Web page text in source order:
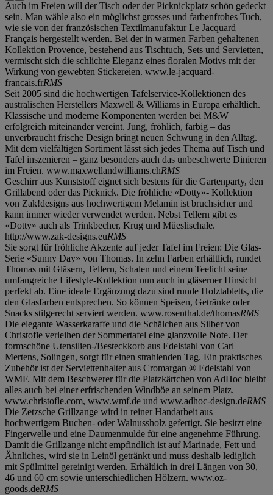
Auch im Freien will der Tisch oder der Picknickplatz schön gedeckt
sein. Man wähle also ein möglichst grosses und farbenfrohes Tuch,
wie sie von der französischen Textilmanufaktur Le Jacquard
Français hergestellt werden. Bei der in warmen Farben gehaltenen
Kollektion Provence, bestehend aus Tischtuch, Sets und Servietten,
vermischt sich die schlichte Eleganz eines floralen Motivs mit der
Wirkung von gewebten Stickereien. www.le-jacquard-
francais.frRMS
Seit 2005 sind die hochwertigen Tafelservice-Kollektionen des
australischen Herstellers Maxwell & Williams in Europa erhältlich.
Klassische und moderne Komponenten werden bei M&W
erfolgreich miteinander vereint. Jung, fröhlich, farbig – das
unverbraucht frische Design bringt neuen Schwung in den Alltag.
Mit dem vielfältigen Sortiment lässt sich jedes Thema auf Tisch und
Tafel inszenieren – ganz besonders auch das unbeschwerte Dinieren
im Freien. www.maxwellandwilliams.chRMS
Geschirr aus Kunststoff eignet sich bestens für die Gartenparty, den
Grillabend oder das Picknick. Die fröhliche «Dotty»- Kollektion
von Zak!designs aus hochwertigem Melamin ist bruchsicher und
kann immer wieder verwendet werden. Nebst Tellern gibt es
«Dotty» auch als Trinkbecher, Krug und Müeslischale.
http://www.zak-designs.euRMS
Sie sorgt für fröhliche Akzente auf jeder Tafel im Freien: Die Glas-
Serie «Sunny Day» von Thomas. In zehn Farben erhältlich, rundet
Thomas mit Gläsern, Tellern, Schalen und einem Teelicht seine
umfangreiche Lifestyle-Kollektion nun auch in gläserner Hinsicht
perfekt ab. Eine ideale Ergänzung dazu sind runde Holztabletts, die
den Glasfarben entsprechen. So können Speisen, Getränke oder
Snacks stilgerecht serviert werden. www.rosenthal.de/thomasRMS
Die elegante Wasserkaraffe und die Schälchen aus Silber von
Christofle verleihen der Sommertafel eine glanzvolle Note. Der
formschöne Utensilien-/Besteckkorb aus Edelstahl von Carl
Mertens, Solingen, sorgt für einen strahlenden Tag. Ein praktisches
Zubehör ist der Serviettenhalter aus Cromargan ® Edelstahl von
WMF. Mit dem Beschwerer für die Platzkärtchen von AdHoc bleibt
alles auch bei einer erfrischenden Windböe an seinem Platz.
www.christofle.com, www.wmf.de und www.adhoc-design.deRMS
Die Zetzsche Grillzange wird in reiner Handarbeit aus
hochwertigem Buchen- oder Walnussholz gefertigt. Sie besitzt eine
Fingerwelle und eine Daumenmulde für eine angenehme Führung.
Damit die Grillzange nicht empfindlich ist auf Marinade, Fett und
Ähnliches, wird sie in Leinöl getränkt und muss deshalb lediglich
mit Spülmittel gereinigt werden. Erhältlich in drei Längen von 30,
46 und 60 cm sowie unterschiedlichen Hölzern. www.oz-
goods.deRMS